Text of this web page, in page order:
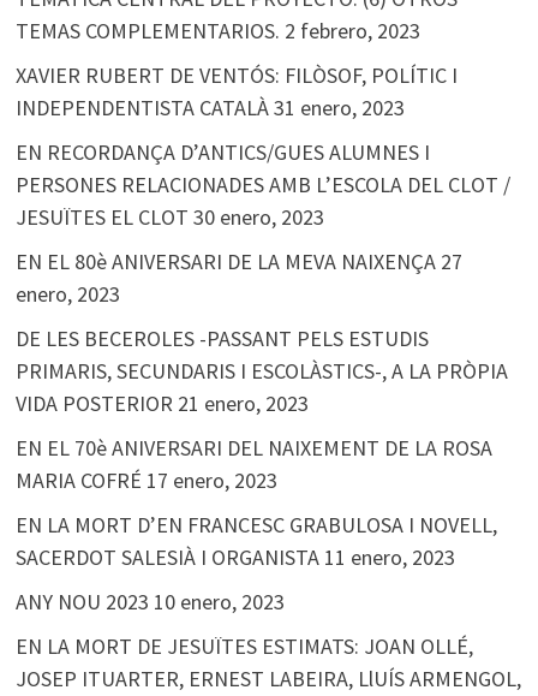
TEMAS COMPLEMENTARIOS. 2 febrero, 2023
XAVIER RUBERT DE VENTÓS: FILÒSOF, POLÍTIC I
INDEPENDENTISTA CATALÀ31 enero, 2023
EN RECORDANÇA D’ANTICS/GUES ALUMNES I
PERSONES RELACIONADES AMB L’ESCOLA DEL CLOT /
JESUÏTES EL CLOT 30 enero, 2023
EN EL 80è ANIVERSARI DE LA MEVA NAIXENÇA 27
enero, 2023
DE LES BECEROLES -PASSANT PELS ESTUDIS
PRIMARIS, SECUNDARIS I ESCOLÀSTICS-, A LA PRÒPIA
VIDA POSTERIOR 21 enero, 2023
EN EL 70è ANIVERSARI DEL NAIXEMENT DE LA ROSA
MARIA COFRÉ 17 enero, 2023
EN LA MORT D’EN FRANCESC GRABULOSA I NOVELL,
SACERDOT SALESIÀ I ORGANISTA 11 enero, 2023
ANY NOU 2023 10 enero, 2023
EN LA MORT DE JESUÏTES ESTIMATS: JOAN OLLÉ,
JOSEP ITUARTER, ERNEST LABEIRA, LlUÍS ARMENGOL,